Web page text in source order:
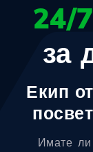
24/7
за
Екип
Имате